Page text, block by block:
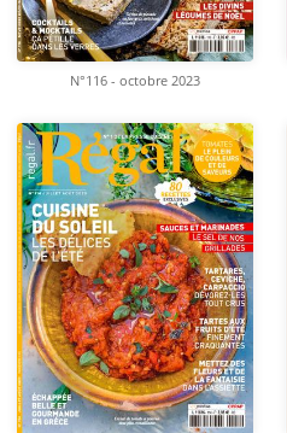
N°116 - octobre 2023